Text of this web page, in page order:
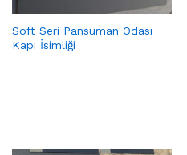
Soft Seri Pansuman Odası
Kapı İsimliği